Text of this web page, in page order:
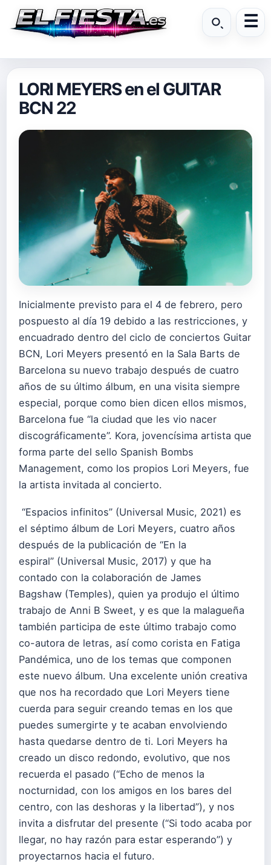
LORI MEYERS en el GUITAR
BCN 22
Inicialmente previsto para el 4 de febrero, pero
pospuesto al día 19 debido a las restricciones, y
encuadrado dentro del ciclo de conciertos Guitar
BCN, Lori Meyers presentó en la Sala Barts de
Barcelona su nuevo trabajo después de cuatro
años de su último álbum, en una visita siempre
especial, porque como bien dicen ellos mismos,
Barcelona fue “la ciudad que les vio nacer
discográficamente”. Kora, jovencísima artista que
forma parte del sello Spanish Bombs
Management, como los propios Lori Meyers, fue
la artista invitada al concierto.
“Espacios infinitos” (Universal Music, 2021) es
el séptimo álbum de Lori Meyers, cuatro años
después de la publicación de “En la
espiral” (Universal Music, 2017) y que ha
contado con la colaboración de James
Bagshaw (Temples), quien ya produjo el último
trabajo de Anni B Sweet, y es que la malagueña
también participa de este último trabajo como
co-autora de letras, así como corista en Fatiga
Pandémica, uno de los temas que componen
este nuevo álbum. Una excelente unión creativa
que nos ha recordado que Lori Meyers tiene
cuerda para seguir creando temas en los que
puedes sumergirte y te acaban envolviendo
hasta quedarse dentro de ti. Lori Meyers ha
creado un disco redondo, evolutivo, que nos
recuerda el pasado (“Echo de menos la
nocturnidad, con los amigos en los bares del
centro, con las deshoras y la libertad”), y nos
invita a disfrutar del presente (“Si todo acaba por
llegar, no hay razón para estar esperando”) y
proyectarnos hacia el futuro.